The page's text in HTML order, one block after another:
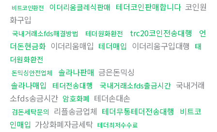
비트코인환전 이더리움클레식판매 테더코인판매합니다 코인원
화구입
국내거래소fds해결방법 테더원화환전 trc20코인전송대행
언
더돈현금화 이더리움매입 테더매입 이더리움구입대행
태
더원화환전
돈믹싱안전업체 솔라나판매 금은돈믹싱
솔라나매입
테더전송대행 국내거래소fds출금시간 국내거래
소fds송금시간 암호화폐 테더손대손
검돈세탁문의 리플송금업체 테더무통테더전송대행 비트코
인매입 가상화폐자금세탁 테더최저수수료